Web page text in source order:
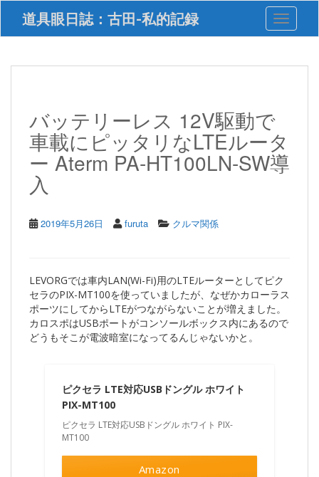
i
道具眼日誌：古田-私的記録 Toggle
バッテリーレス 12V駆動で
車載にピッタリなLTEルータ
ー Aterm PA-HT100LN-SW導
入
2019年5月26日 furuta クルマ関係
LEVORGでは車内LAN(Wi-Fi)用のLTEルーターとしてピク
セラのPIX-MT100を使っていましたが、なぜかカローラス
ポーツにしてからLTEがつながらないことが増えました。
カロスポはUSBポートがコンソールボックス内にあるので
どうもそこが電波暗室になってるんじゃないかと。
ピクセラ LTE対応USBドングル ホワイト
PIX-MT100
ピクセラ LTE対応USBドングル ホワイト PIX-
MT100
Amazon